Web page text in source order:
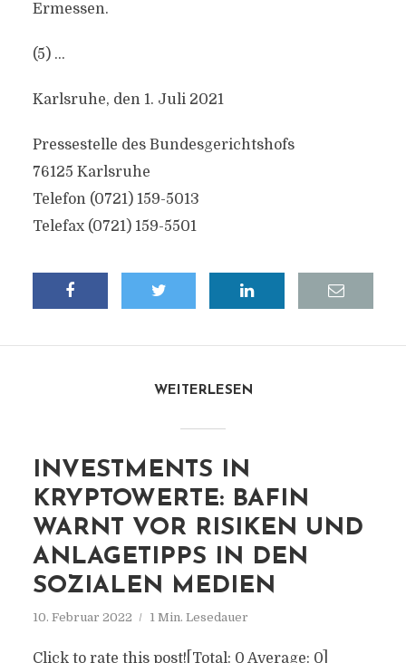
Ermessen.
(5) …
Karlsruhe, den 1. Juli 2021
Pressestelle des Bundesgerichtshofs
76125 Karlsruhe
Telefon (0721) 159-5013
Telefax (0721) 159-5501
WEITERLESEN
INVESTMENTS IN
KRYPTOWERTE: BAFIN
WARNT VOR RISIKEN UND
ANLAGETIPPS IN DEN
SOZIALEN MEDIEN
10. Februar 2022 1 Min. Lesedauer
Click to rate this post![Total: 0 Average: 0]